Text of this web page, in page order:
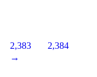
2,383
2,384
→